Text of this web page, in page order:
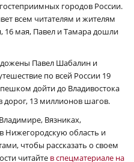
городов России.
всем читателям и жителям
16 мая, Павел и Тамара дошли
Павел Шабалин и
по всей России 19
дойти до Владивостока
дорог, 13 миллионов шагов.
Вязниках,
Нижегородскую область и
чтобы рассказать о своем
читайте в спецматериале на